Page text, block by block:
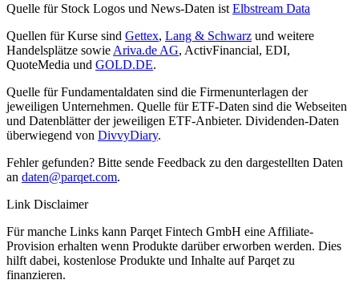
Quelle für Stock Logos und News-Daten ist Elbstream Data
Quellen für Kurse sind Gettex, Lang & Schwarz und weitere
Handelsplätze sowie Ariva.de AG, ActivFinancial, EDI,
QuoteMedia und GOLD.DE.
Quelle für Fundamentaldaten sind die Firmenunterlagen der
jeweiligen Unternehmen. Quelle für ETF-Daten sind die Webseiten
und Datenblätter der jeweiligen ETF-Anbieter. Dividenden-Daten
überwiegend von DivvyDiary.
Fehler gefunden? Bitte sende Feedback zu den dargestellten Daten
an daten@parqet.com.
Link Disclaimer
Für manche Links kann Parqet Fintech GmbH eine Affiliate-
Provision erhalten wenn Produkte darüber erworben werden. Dies
hilft dabei, kostenlose Produkte und Inhalte auf Parqet zu
finanzieren.